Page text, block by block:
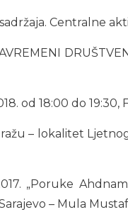
Centralne
od 18:00 do 19:30,
– lokalitet
„Poruke
– Mula